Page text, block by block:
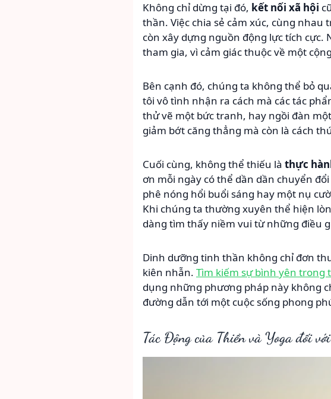
Không chỉ dừng tại đó, kết nối xã hội
thần. Việc chia sẻ cảm xúc, cùng nhau
còn xây dựng nguồn động lực tích cực.
tham gia, vì cảm giác thuộc về một
Bên cạnh đó, chúng ta không thể bỏ
tôi vô tình nhận ra cách mà các tác
thử vẽ một bức tranh, hay ngồi đàn
giảm bớt căng thẳng mà còn là cách
Cuối cùng, không thể thiếu là thực
ơn mỗi ngày có thể dần dần chuyển
phê nóng hổi buổi sáng hay một nụ
Khi chúng ta thường xuyên thể hiện
dàng tìm thấy niềm vui từ những điều
Dinh dưỡng tinh thần không chỉ đơn
kiên nhẫn. Tìm kiếm sự bình yên trong
dụng những phương pháp này không
đường dẫn tới một cuộc sống phong
Tác Động của Thiền và Yoga đối